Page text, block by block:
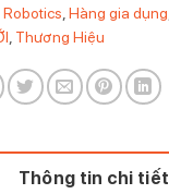
Hàng gia dụng
Thương Hiệu
Thông tin chi tiết